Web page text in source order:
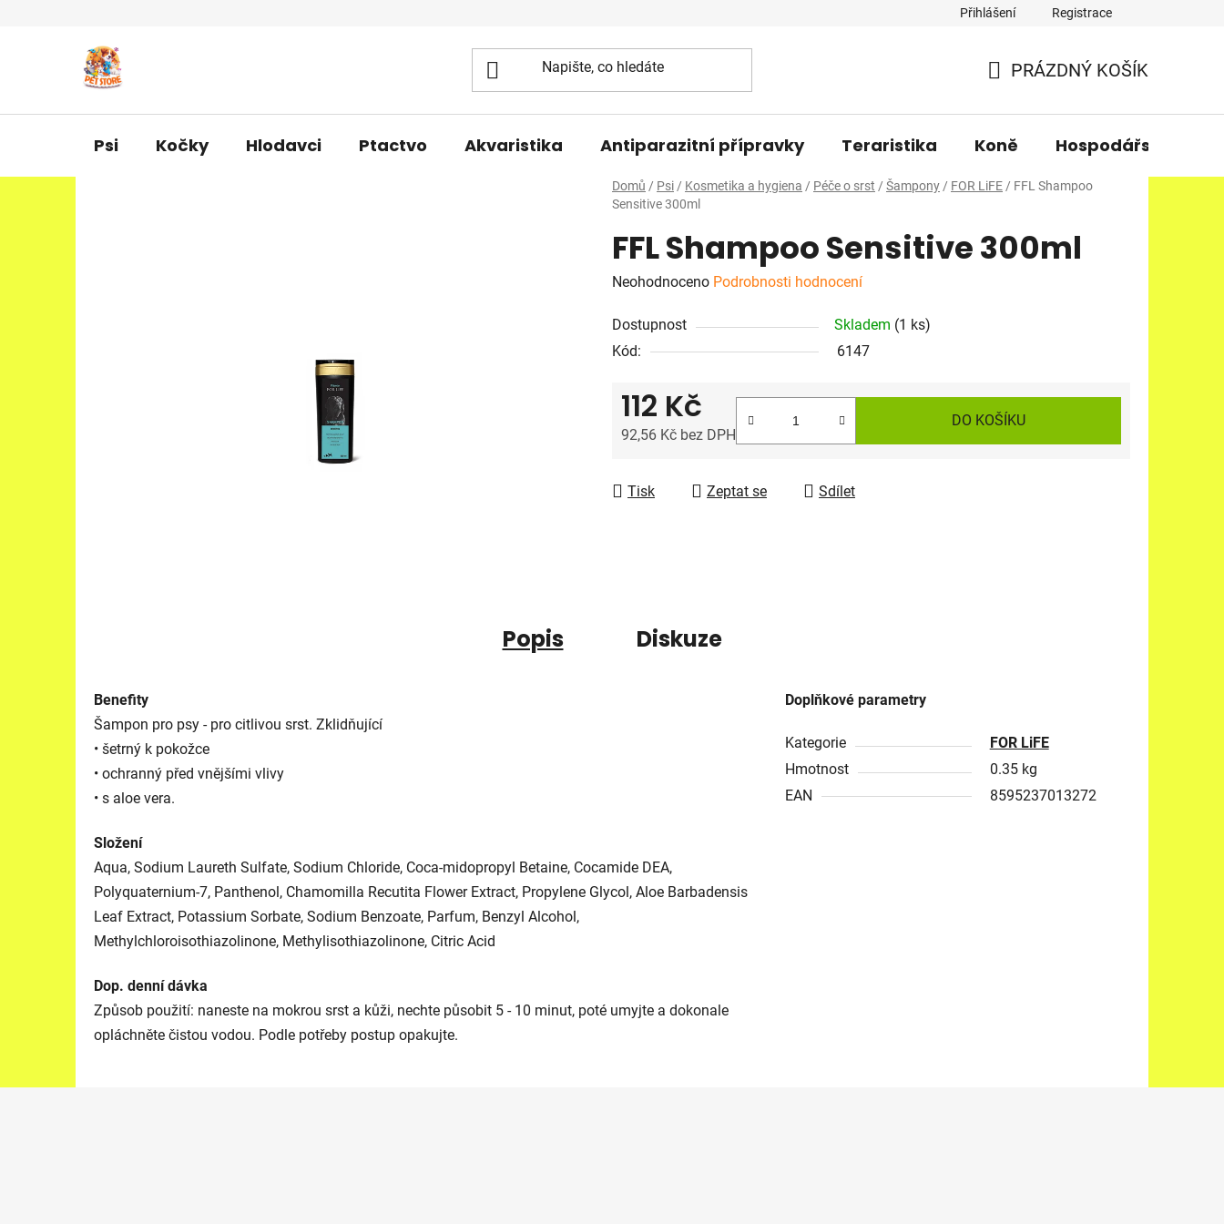
Přihlášení Registrace
KOŠÍK
PRÁZDNÝ KOŠÍK
Psi Kočky Hlodavci Ptactvo Akvaristika Antiparazitní přípravky Teraristika Koně Hospodářská
Domů / Psi / Kosmetika a hygiena / Péče o srst / Šampony / FOR LiFE / FFL Shampoo
Sensitive 300ml
FFL Shampoo Sensitive 300ml
Průměrné
produktu
je
Neohodnoceno Podrobnosti hodnocení
Dostupnost Skladem (1 ks)
Kód:
6147
112 Kč
92,56 Kč bez DPH
DO KOŠÍKU
Tisk Zeptat se Sdílet
Popis Diskuze
Benefity
Šampon pro psy - pro citlivou srst. Zklidňující
• šetrný k pokožce
• ochranný před vnějšími vlivy
• s aloe vera.
Složení
Aqua, Sodium Laureth Sulfate, Sodium Chloride, Coca-midopropyl Betaine, Cocamide DEA,
Polyquaternium-7, Panthenol, Chamomilla Recutita Flower Extract, Propylene Glycol, Aloe Barbadensis
Leaf Extract, Potassium Sorbate, Sodium Benzoate, Parfum, Benzyl Alcohol,
Methylchloroisothiazolinone, Methylisothiazolinone, Citric Acid
Dop. denní dávka
Způsob použití: naneste na mokrou srst a kůži, nechte působit 5 - 10 minut, poté umyjte a dokonale
opláchněte čistou vodou. Podle potřeby postup opakujte.
Doplňkové parametry
Kategorie
FOR LiFE
Hmotnost
0.35 kg
EAN
8595237013272